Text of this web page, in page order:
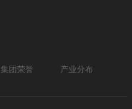
集团荣誉 产业分布